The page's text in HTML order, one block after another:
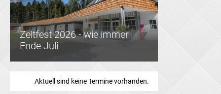
Zeltfest 2026 - wie immer
Ende Juli
Aktuell sind keine Termine vorhanden.